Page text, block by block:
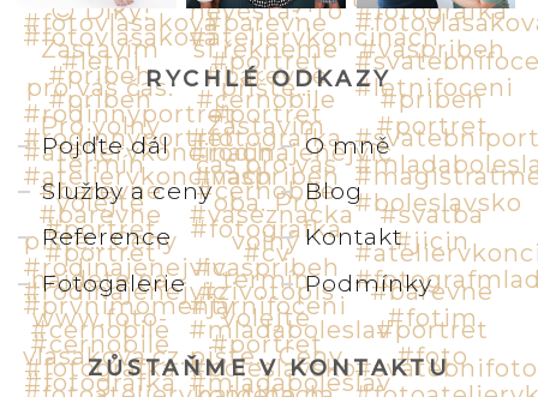
RYCHLÉ ODKAZY
Pojďte dál
Služby a ceny
Reference
Fotogalerie
O mně
Blog
Kontakt
Podmínky
ZŮSTAŇME V KONTAKTU